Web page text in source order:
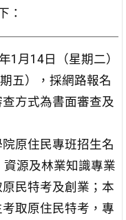
：
1月14日（星期二）
五），採網路報名
方式為書面審查及
原住民專班招生名
源及林業知識專業
民特考及創業；本
取原住民特考，專